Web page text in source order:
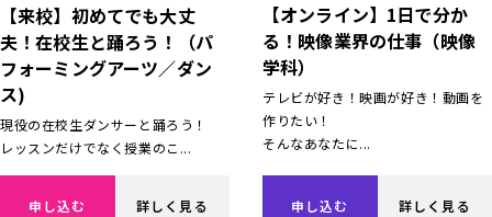
【来校】初めてでも大丈
夫！在校生と踊ろう！（パ
フォーミングアーツ／ダン
ス)
現役の在校生ダンサーと踊ろう！
レッスンだけでなく授業のこ...
申し込む 詳しく見る
【オンライン】1日で分か
る！映像業界の仕事（映像
学科）
テレビが好き！映画が好き！動画を
作りたい！
そんなあなたに...
申し込む 詳しく見る